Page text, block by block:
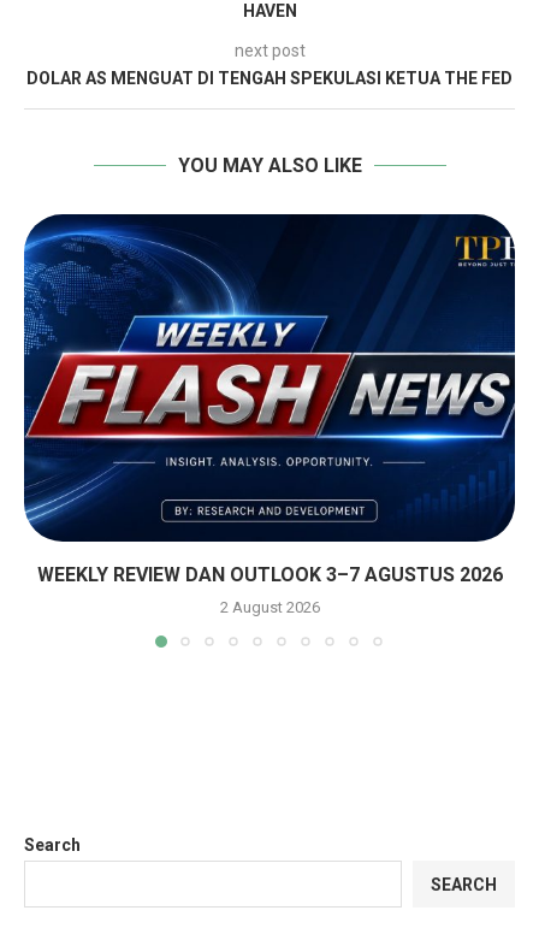
HAVEN
next post
DOLAR AS MENGUAT DI TENGAH SPEKULASI KETUA THE FED
YOU MAY ALSO LIKE
WEEKLY REVIEW DAN OUTLOOK 3–7 AGUSTUS 2026
2 August 2026
Search
SEARCH